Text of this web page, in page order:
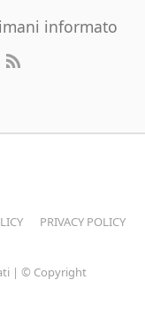
informato
PRIVACY POLICY
| © Copyright